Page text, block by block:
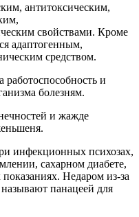
антитоксическим,
свойствами. Кроме
адаптогенным,
средством.
и
болезням.
и жажде
инфекционных психозах,
сахарном диабете,
Недаром из-за
панацеей для